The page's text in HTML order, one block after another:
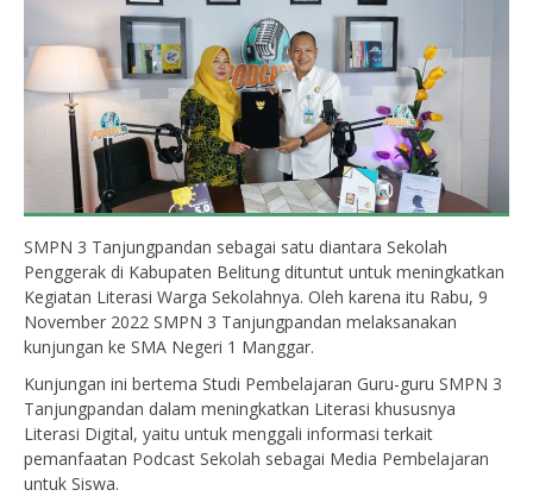
SMPN 3 Tanjungpandan sebagai satu diantara Sekolah
Penggerak di Kabupaten Belitung dituntut untuk meningkatkan
Kegiatan Literasi Warga Sekolahnya. Oleh karena itu Rabu, 9
November 2022 SMPN 3 Tanjungpandan melaksanakan
kunjungan ke SMA Negeri 1 Manggar.
Kunjungan ini bertema Studi Pembelajaran Guru-guru SMPN 3
Tanjungpandan dalam meningkatkan Literasi khususnya
Literasi Digital, yaitu untuk menggali informasi terkait
pemanfaatan Podcast Sekolah sebagai Media Pembelajaran
untuk Siswa.